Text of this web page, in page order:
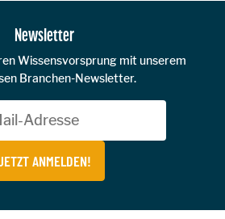
Newsletter
Wissensvorsprung mit unserem
Branchen-Newsletter.
ANMELDEN!